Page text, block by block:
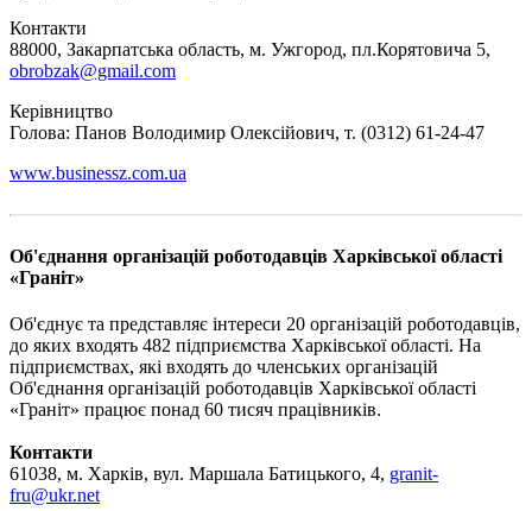
Контакти
88000, Закарпатська область, м. Ужгород, пл.Корятовича 5,
obrobzak@gmail.com
Керівництво
Голова: Панов Володимир Олексійович, т. (0312) 61-24-47
www.businessz.com.ua
Об'єднання організацій роботодавців Харківської області
«Граніт»
Об'єднує та представляє інтереси 20 організацій роботодавців,
до яких входять 482 підприємства Харківської області. На
підприємствах, які входять до членських організацій
Об'єднання організацій роботодавців Харківської області
«Граніт» працює понад 60 тисяч працівників.
Контакти
61038, м. Харків, вул. Маршала Батицького, 4, granit-
fru@ukr.net